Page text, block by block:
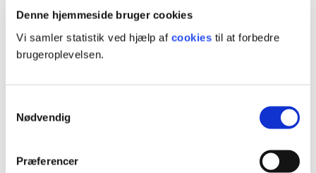
Denne hjemmeside bruger cookies
Vi samler statistik ved hjælp af cookies til at forbedre
brugeroplevelsen.
Nødvendig
Præferencer
Odense